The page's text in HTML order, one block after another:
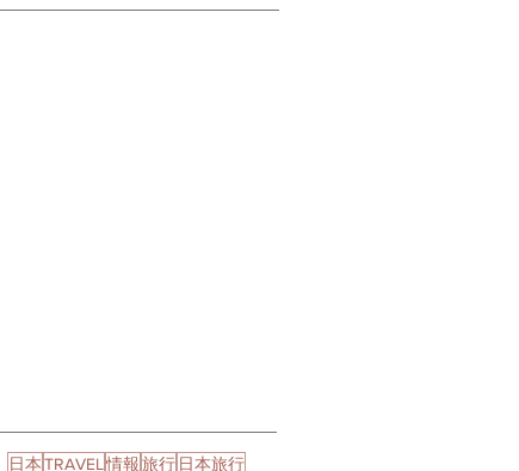
日本TRAVEL 情報旅行 日本旅行